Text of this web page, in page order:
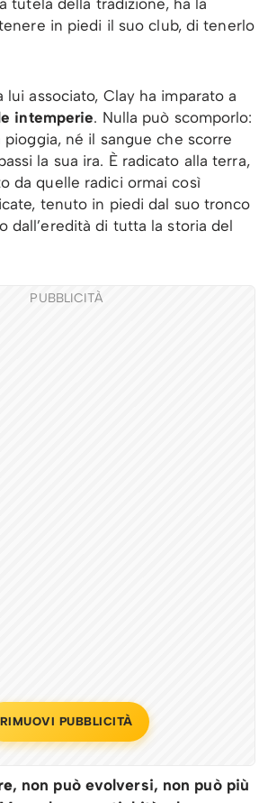
tutela della tradizione, ha la
in piedi il suo club, di tenerlo
associato, Clay ha imparato a
intemperie. Nulla può scomporlo:
né il sangue che scorre
la sua ira. È radicato alla terra,
da quelle radici ormai così
tenuto in piedi dal suo tronco
dall’eredità di tutta la storia del
PUBBLICITÀ
RIMUOVI PUBBLICITÀ
, non può evolversi, non può più